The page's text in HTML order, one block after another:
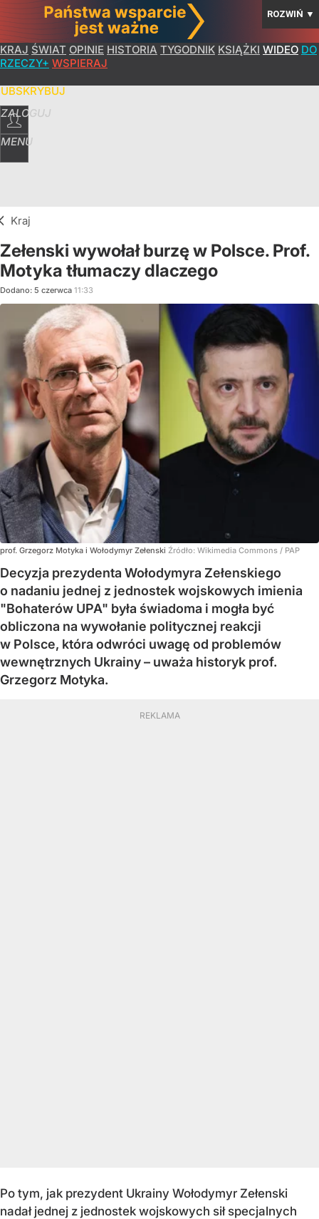
ROZWIŃ ▼
KRAJ ŚWIAT OPINIE HISTORIA TYGODNIK KSIĄŻKI WIDEO DO
RZECZY+ WSPIERAJ
ZALOGUJ
MENU
Kraj
Zełenski wywołał burzę w Polsce. Prof.
Motyka tłumaczy dlaczego
Dodano: 5 czerwca 11:33
prof. Grzegorz Motyka i Wołodymyr Zełenski Źródło: Wikimedia Commons / PAP
Decyzja prezydenta Wołodymyra Zełenskiego
o nadaniu jednej z jednostek wojskowych imienia
"Bohaterów UPA" była świadoma i mogła być
obliczona na wywołanie politycznej reakcji
w Polsce, która odwróci uwagę od problemów
wewnętrznych Ukrainy – uważa historyk prof.
Grzegorz Motyka.
Po tym, jak prezydent Ukrainy Wołodymyr Zełenski
nadał jednej z jednostek wojskowych sił specjalnych